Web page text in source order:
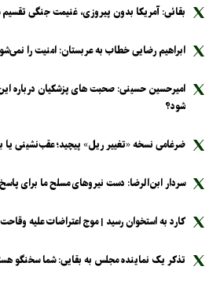
بقائی: آمریکا بدون پیروزی، غنیمت جنگی
ابراهیم رضایی خطاب به عربستان: امنیت را
امیرحسین حسینی: صحبت های پزشکیان درباره
شود؟
ضرغامی نسخه «تغییر ریل» پیچید؛ عقب‌نشینی
سردار ابن‌الرضا: دست نیرو‌های مسلح ما برای
کارد به استخوان رسید | موج اعتراضات علیه
تذکر یک نماینده مجلس به بقایی: شما سخنگو